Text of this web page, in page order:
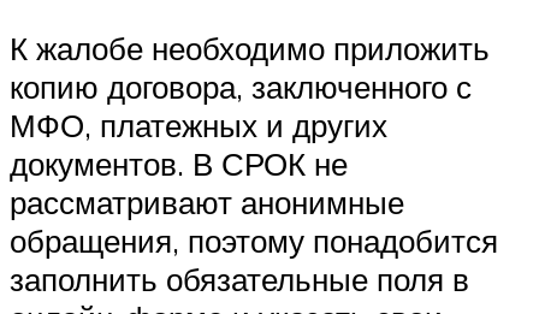
К жалобе необходимо приложить
копию договора, заключенного с
МФО, платежных и других
документов. В СРОК не
рассматривают анонимные
обращения, поэтому понадобится
заполнить обязательные поля в